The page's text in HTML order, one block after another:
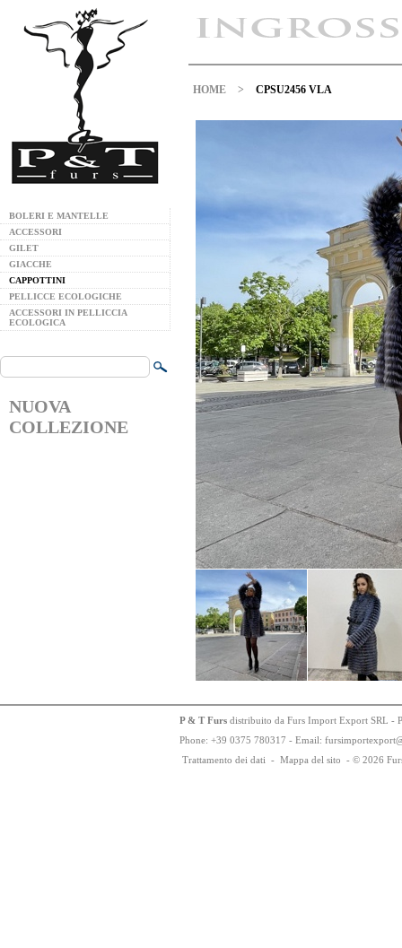
BOLERI E MANTELLE
ACCESSORI
GILET
GIACCHE
CAPPOTTINI
PELLICCE ECOLOGICHE
ACCESSORI IN PELLICCIA
ECOLOGICA
NUOVA
COLLEZIONE
HOME > CPSU2456 VLA
P & T Furs distribuito da Furs Import Export SRL -
Phone: +39 0375 780317 - Email: fursimportexport
Trattamento dei dati - Mappa del sito - © 2026